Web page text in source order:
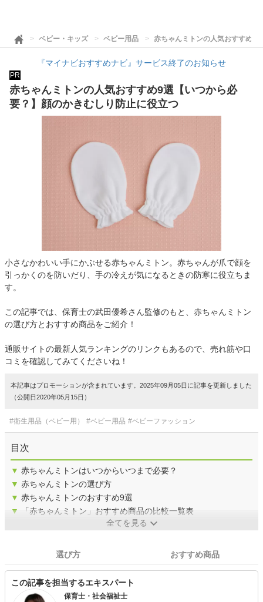
ベビー・キッズ ベビー用品 赤ちゃんミトンの人気おすすめ9
『マイナビおすすめナビ』サービス終了のお知らせ
PR
赤ちゃんミトンの人気おすすめ9選【いつから必
要？】顔のかきむしり防止に役立つ
小さなかわいい手にかぶせる赤ちゃんミトン。赤ちゃんが爪で顔を
引っかくのを防いだり、手の冷えが気になるときの防寒に役立ちま
す。
この記事では、保育士の武田優希さん監修のもと、赤ちゃんミトン
の選び方とおすすめ商品をご紹介！
通販サイトの最新人気ランキングのリンクもあるので、売れ筋や口
コミを確認してみてくださいね！
本記事はプロモーションが含まれています。2025年09月05日に記事を更新しました
（公開日2020年05月15日）
#衛生用品（ベビー用） #ベビー用品 #ベビーファッション
目次
▼ 赤ちゃんミトンはいつからいつまで必要？
▼ 赤ちゃんミトンの選び方
▼ 赤ちゃんミトンのおすすめ9選
▼
「赤ちゃんミトン」おすすめ商品の比較一覧表
全てを見る
選び方 おすすめ商品
この記事を担当するエキスパート
保育士・社会福祉士